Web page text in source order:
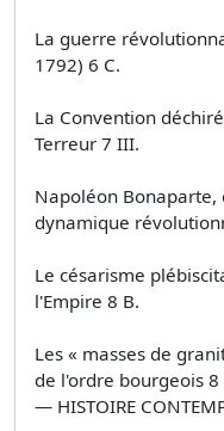
La guerre
1792) 6 C.
La Convention
Terreur 7 III.
Napoléon
dynamique
Le césarisme
l'Empire 8 B.
Les « masses de
de l'ordre bourgeois 8
— HISTOIRE